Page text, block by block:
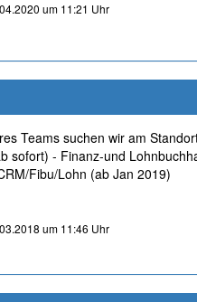
um 11:21 Uhr
Teams suchen wir am
sofort) - Finanz-und
Fibu/Lohn (ab Jan 2019)
um 11:46 Uhr